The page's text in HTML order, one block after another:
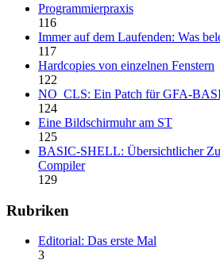
Programmierpraxis
116
Immer auf dem Laufenden: Was
117
Hardcopies von einzelnen Fenstern
122
NO_CLS: Ein Patch für GFA-
124
Eine Bildschirmuhr am ST
125
BASIC-SHELL: Übersichtlicher
Compiler
129
Rubriken
Editorial: Das erste Mal
3